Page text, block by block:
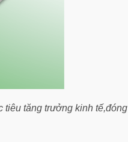
tiêu tăng trưởng kinh tế,đóng